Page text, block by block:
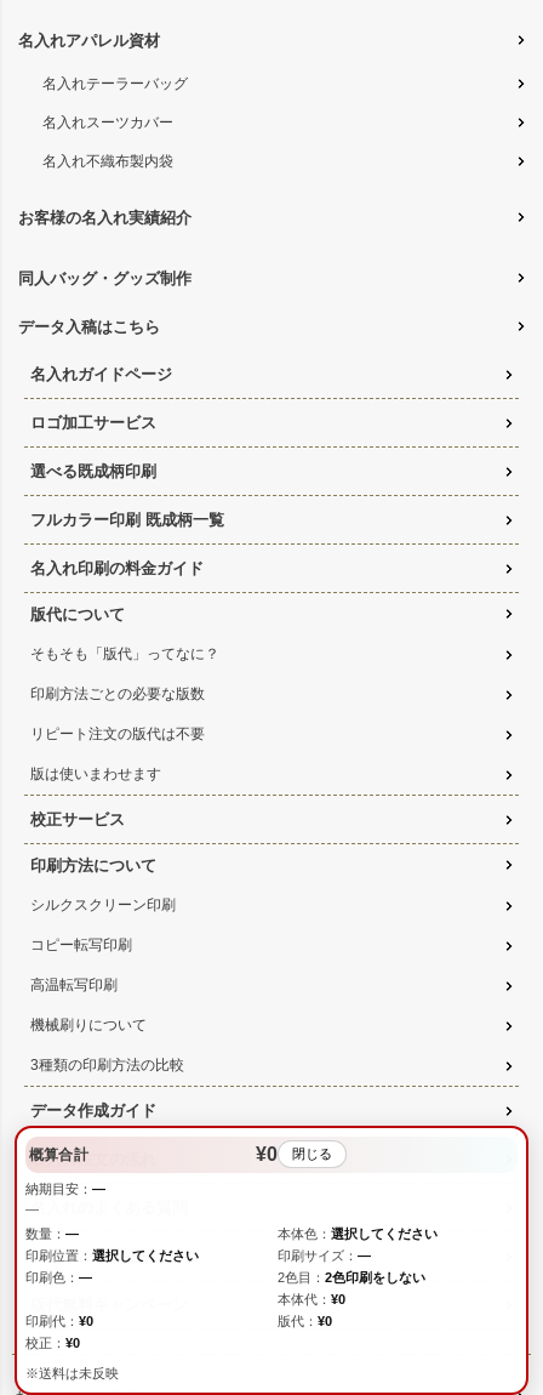
概算合計 ¥0 閉じる
納期目安： —
—
数量： — 本体色： 選択してください
印刷位置： 選択してください 印刷サイズ： —
印刷色： — 2色目： 2色印刷をしない
本体代： ¥0
印刷代： ¥0 版代： ¥0
校正： ¥0
※送料は未反映
名入れアパレル資材
名入れテーラーバッグ
名入れスーツカバー
名入れ不織布製内袋
お客様の名入れ実績紹介
同人バッグ・グッズ制作
データ入稿はこちら
名入れガイドページ
ロゴ加工サービス
選べる既成柄印刷
フルカラー印刷 既成柄一覧
名入れ印刷の料金ガイド
版代について
そもそも「版代」ってなに？
印刷方法ごとの必要な版数
リピート注文の版代は不要
版は使いまわせます
校正サービス
印刷方法について
シルクスクリーン印刷
コピー転写印刷
高温転写印刷
機械刷りについて
3種類の印刷方法の比較
データ作成ガイド
名入れ注文の流れ
名入れのよくある質問
無料サンプル提供